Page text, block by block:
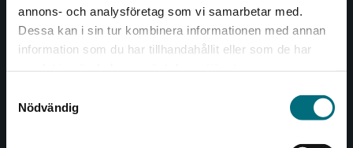
annons- och analysföretag som vi samarbetar med.
Dessa kan i sin tur kombinera informationen med annan
information som du har tillhandahållit eller som de har
Nödvändig
Det verkar som att du besöker
Sverige. För att kunna slutföra ett köp måste
046-31 20 00
Box 141
Besöksadress:
Åkergränden 1